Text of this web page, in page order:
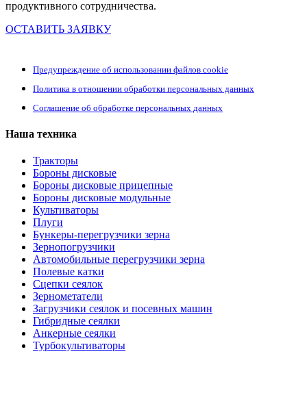
продуктивного сотрудничества.
ОСТАВИТЬ ЗАЯВКУ
Предупреждение об использовании файлов cookie
Политика в отношении обработки персональных данных
Соглашение об обработке персональных данных
Наша техника
Тракторы
Бороны дисковые
Бороны дисковые прицепные
Бороны дисковые модульные
Культиваторы
Плуги
Бункеры-перегрузчики зерна
Зернопогрузчики
Автомобильные перегрузчики зерна
Полевые катки
Сцепки сеялок
Зернометатели
Загрузчики сеялок и посевных машин
Гибридные сеялки
Анкерные сеялки
Турбокультиваторы